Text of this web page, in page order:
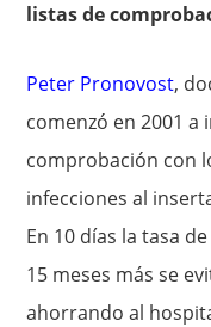
listas de
Peter Pronovost,
comenzó en 2001
comprobación con
infecciones al
En 10 días la tasa
15 meses más se
ahorrando al